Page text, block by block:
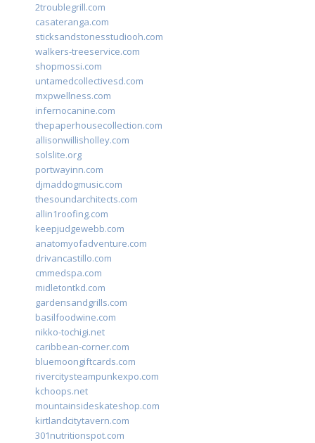
2troublegrill.com
casateranga.com
sticksandstonesstudiooh.com
walkers-treeservice.com
shopmossi.com
untamedcollectivesd.com
mxpwellness.com
infernocanine.com
thepaperhousecollection.com
allisonwillisholley.com
solslite.org
portwayinn.com
djmaddogmusic.com
thesoundarchitects.com
allin1roofing.com
keepjudgewebb.com
anatomyofadventure.com
drivancastillo.com
cmmedspa.com
midletontkd.com
gardensandgrills.com
basilfoodwine.com
nikko-tochigi.net
caribbean-corner.com
bluemoongiftcards.com
rivercitysteampunkexpo.com
kchoops.net
mountainsideskateshop.com
kirtlandcitytavern.com
301nutritionspot.com